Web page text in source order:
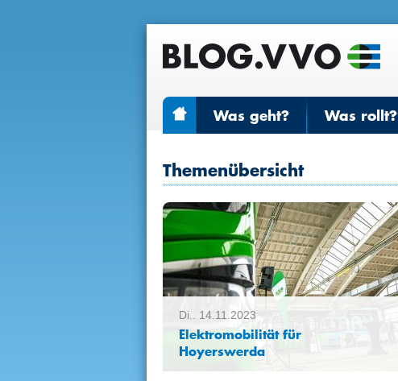
Was geht? Was rollt?
Themenübersicht
Di.. 14.11.2023
Elektromobilität für
Hoyerswerda